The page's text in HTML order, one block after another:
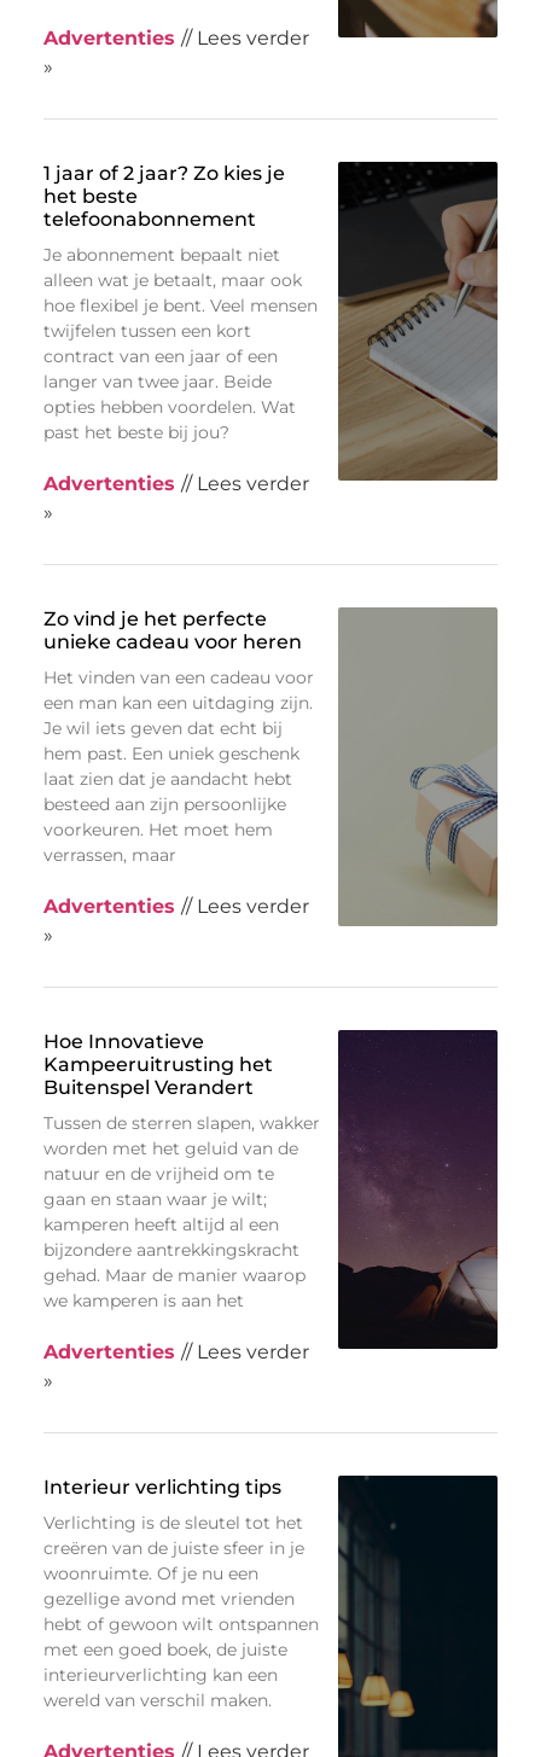
Advertenties // Lees verder
»
1 jaar of 2 jaar? Zo kies je
het beste
telefoonabonnement
Je abonnement bepaalt niet
alleen wat je betaalt, maar ook
hoe flexibel je bent. Veel mensen
twijfelen tussen een kort
contract van een jaar of een
langer van twee jaar. Beide
opties hebben voordelen. Wat
past het beste bij jou?
Advertenties // Lees verder
»
Zo vind je het perfecte
unieke cadeau voor heren
Het vinden van een cadeau voor
een man kan een uitdaging zijn.
Je wil iets geven dat echt bij
hem past. Een uniek geschenk
laat zien dat je aandacht hebt
besteed aan zijn persoonlijke
voorkeuren. Het moet hem
verrassen, maar
Advertenties // Lees verder
»
Hoe Innovatieve
Kampeeruitrusting het
Buitenspel Verandert
Tussen de sterren slapen, wakker
worden met het geluid van de
natuur en de vrijheid om te
gaan en staan waar je wilt;
kamperen heeft altijd al een
bijzondere aantrekkingskracht
gehad. Maar de manier waarop
we kamperen is aan het
Advertenties // Lees verder
»
Interieur verlichting tips
Verlichting is de sleutel tot het
creëren van de juiste sfeer in je
woonruimte. Of je nu een
gezellige avond met vrienden
hebt of gewoon wilt ontspannen
met een goed boek, de juiste
interieurverlichting kan een
wereld van verschil maken.
Advertenties // Lees verder